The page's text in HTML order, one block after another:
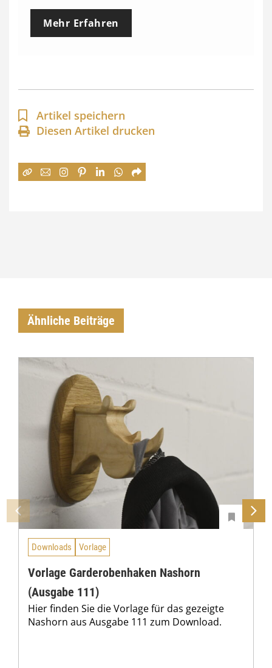
e
p
a
n
e
9
3
,
0
€
Mehr Erfahren
Artikel speichern
Diesen Artikel drucken
Ähnliche Beiträge
Downloads Vorlage
Vorlage Garderobenhaken Nashorn
(Ausgabe 111)
Hier finden Sie die Vorlage für das gezeigte
Nashorn aus Ausgabe 111 zum Download.